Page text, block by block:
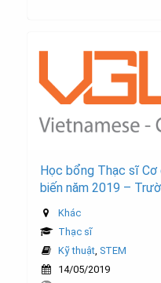
Học bổng Thạc sĩ
biến năm 2019 –
Khác
Thạc sĩ
Kỹ thuật STEM
14/05/2019